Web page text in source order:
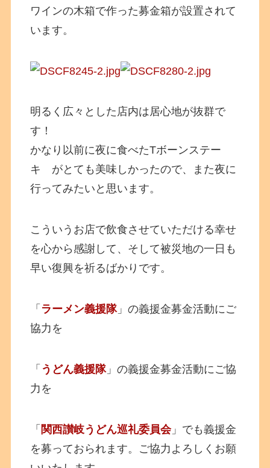
ワインの木箱で作った募金箱が設置されて
います。
明るく広々とした店内は居心地が抜群で
す！
かなり以前に夜に食べたTボーンステー
キ がとても美味しかったので、また夜に
行ってみたいと思います。
こういうお店で飲食させていただける幸せ
を心から感謝して、そして被災地の一日も
早い復興を祈るばかりです。
「 ラーメン義援隊」の義援金募金活動にご
協力を
「 うどん義援隊」の義援金募金活動にご協
力を
「 関西讃岐うどん巡礼委員会」でも義援金
を募っておられます。ご協力よろしくお願